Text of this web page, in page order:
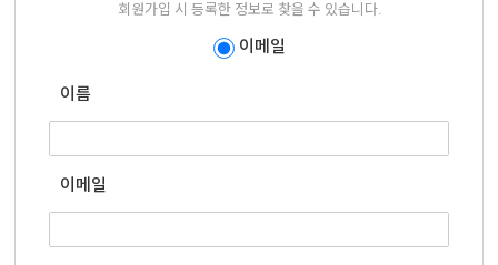
회원가입 시 등록한 정보로 찾을 수 있습니다.
이메일
이름
이메일